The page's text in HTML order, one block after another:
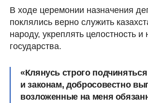
В ходе церемонии назначения
поклялись верно служить
народу, укреплять целостность и
государства.
«Клянусь строго
и законам, добросовестно
возложенные на меня